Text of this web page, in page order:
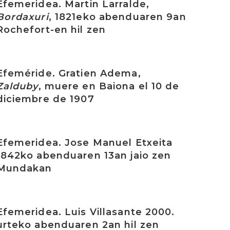
Martin Larralde,
, 1821eko abenduaren 9an
en hil zen
Gratien Adema,
, muere en Baiona el 10 de
de 1907
Jose Manuel Etxeita
abenduaren 13an jaio zen
Luis Villasante 2000.
abenduaren 2an hil zen